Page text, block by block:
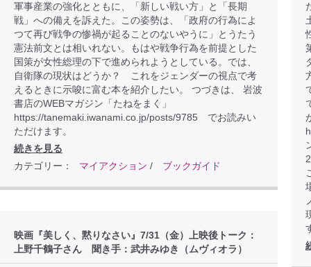
軍事産業の強化とともに、「新しい戦い方」と「長期
戦」への備えを訴えた。この姿勢は、「政府の行為によ
つて再び戦争の惨禍が起ることのないやうに」とうたう
憲法前文とは相いれない。もはや戦争行為を前提とした
国策が女性総理の下で進められようとしている。では、
自衛隊の現状はどうか？ これをジェンダーの視点で考
えるときに示唆に富む本を紹介したい。 つづきは、 岩波
書店のWEBマガジン「たねをまく」
https://tanemaki.iwanami.co.jp/posts/9785 でお読みい
ただけます。
続きを見る
カテゴリー：
マイアクション / ブックガイド
映画『美しく、黙りなさい』7/31（金）上映後トーク：
上野千鶴子さん 聞き手：武井みゆき（ムヴィオラ）